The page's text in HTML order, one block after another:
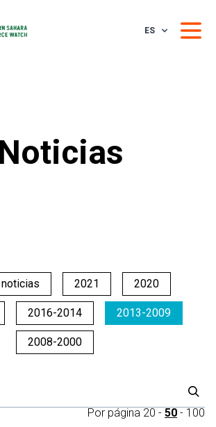
ES
Noticias
2021 2020
2016-2014 2013-2009
2008-2000
Por página 20 - 50 - 100